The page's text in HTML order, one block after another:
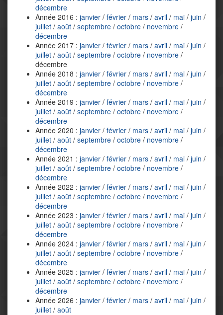
décembre
Année 2016 : janvier / février / mars / avril / mai / juin /
juillet / août / septembre / octobre / novembre /
décembre
Année 2017 : janvier / février / mars / avril / mai / juin /
juillet / août / septembre / octobre / novembre /
décembre
Année 2018 : janvier / février / mars / avril / mai / juin /
juillet / août / septembre / octobre / novembre /
décembre
Année 2019 : janvier / février / mars / avril / mai / juin /
juillet / août / septembre / octobre / novembre /
décembre
Année 2020 : janvier / février / mars / avril / mai / juin /
juillet / août / septembre / octobre / novembre /
décembre
Année 2021 : janvier / février / mars / avril / mai / juin /
juillet / août / septembre / octobre / novembre /
décembre
Année 2022 : janvier / février / mars / avril / mai / juin /
juillet / août / septembre / octobre / novembre /
décembre
Année 2023 : janvier / février / mars / avril / mai / juin /
juillet / août / septembre / octobre / novembre /
décembre
Année 2024 : janvier / février / mars / avril / mai / juin /
juillet / août / septembre / octobre / novembre /
décembre
Année 2025 : janvier / février / mars / avril / mai / juin /
juillet / août / septembre / octobre / novembre /
décembre
Année 2026 : janvier / février / mars / avril / mai / juin /
juillet / août